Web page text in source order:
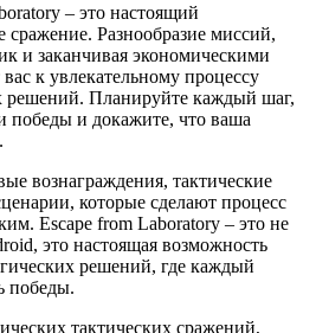
– это настоящий
сражение. Разнообразие миссий,
и заканчивая экономическими
к увлекательному процессу
решений. Планируйте каждый шаг,
победы и докажите, что ваша
вознаграждения, тактические
которые сделают процесс
Escape from Laboratory – это не
это настоящая возможность
решений, где каждый
победы.
тактических сражений,